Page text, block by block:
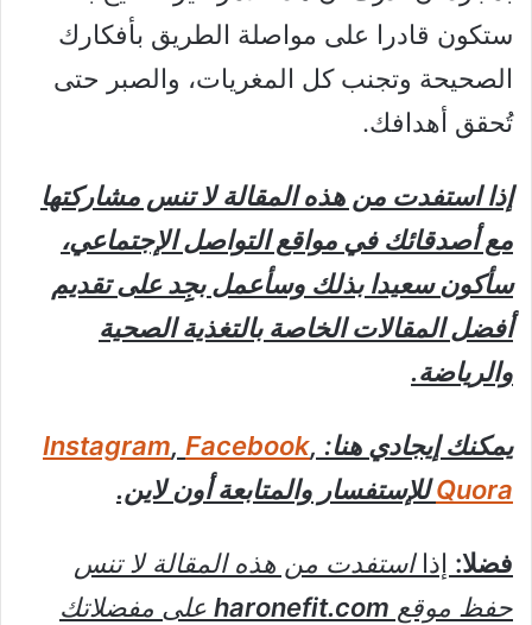
ستكون قادرا على مواصلة الطريق بأفكارك
الصحيحة وتجنب كل المغريات، والصبر حتى
تُحقق أهدافك.
إذا استفدت من هذه المقالة لا تنس مشاركتها
مع أصدقائك في مواقع التواصل الإجتماعي،
سأكون سعيدا بذلك وسأعمل بجِِد على تقديم
أفضل المقالات الخاصة بالتغذية الصحية
والرياضة.
يمكنك إيجادي هنا: Instagram, Facebook,
Quoraللإستفسار والمتابعة أون لاين.
فضلا: إذااستفدت من هذه المقالة لا تنس
حفظ موقع haronefit.com على مفضلاتك